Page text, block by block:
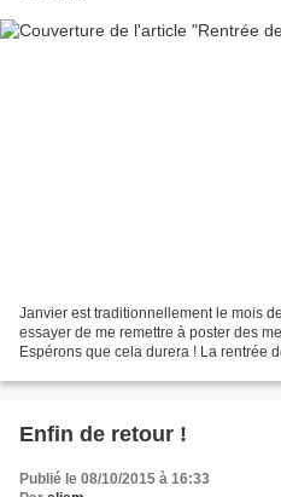
Janvier est traditionnellement le mois
essayer de me remettre à poster des
Espérons que cela durera ! La rentrée
Enfin de retour !
Publié le 08/10/2015 à 16:33